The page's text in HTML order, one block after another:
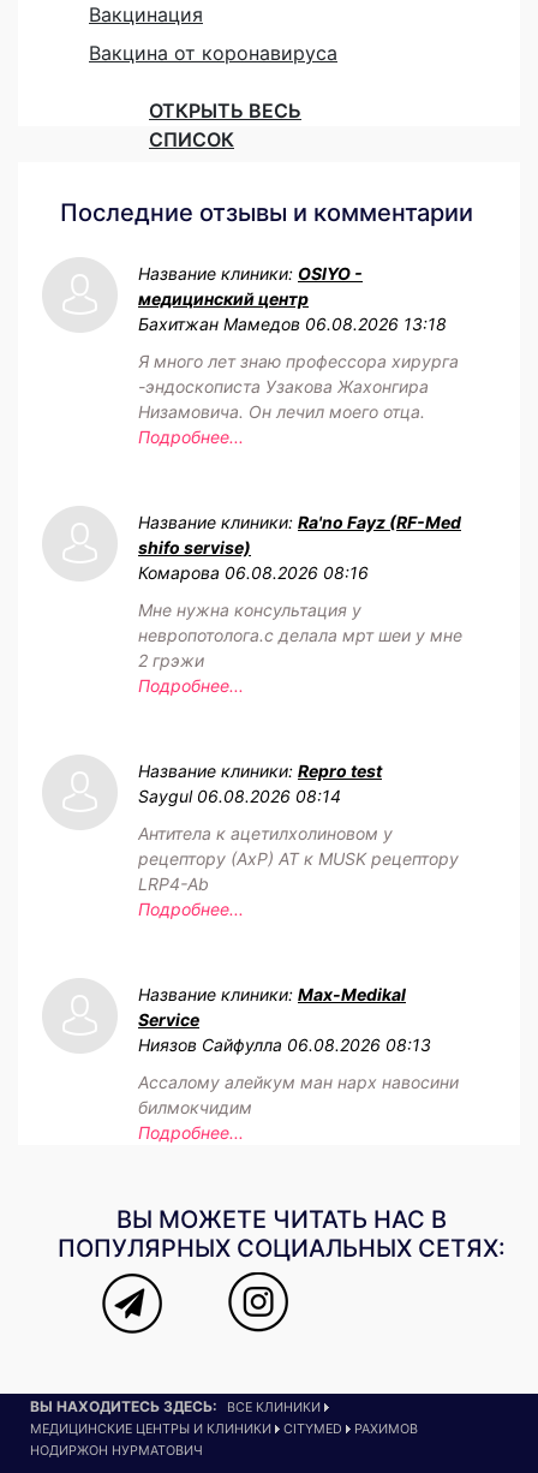
Вакцинация
Вакцина от коронавируса
ОТКРЫТЬ ВЕСЬ
СПИСОК
Последние отзывы и комментарии
Название клиники: OSIYO -
медицинский центр
Бахитжан Мамедов 06.08.2026 13:18
Я много лет знаю профессора хирурга
-эндоскописта Узакова Жахонгира
Низамовича. Он лечил моего отца.
Подробнее...
Название клиники: Ra'no Fayz (RF-Med
shifo servise)
Комарова 06.08.2026 08:16
Мне нужна консультация у
невропотолога.с делала мрт шеи у мне
2 грэжи
Подробнее...
Название клиники: Repro test
Saygul 06.08.2026 08:14
Антитела к ацетилхолиновом у
рецептору (АхР) АТ к MUSK рецептору
LRP4-Ab
Подробнее...
Название клиники: Max-Medikal
Service
Ниязов Сайфулла 06.08.2026 08:13
Ассалому алейкум ман нарх навосини
билмокчидим
Подробнее...
ВЫ МОЖЕТЕ ЧИТАТЬ НАС В
ПОПУЛЯРНЫХ СОЦИАЛЬНЫХ СЕТЯХ:
ВЫ НАХОДИТЕСЬ ЗДЕСЬ:
ВСЕ КЛИНИКИ
МЕДИЦИНСКИЕ ЦЕНТРЫ И КЛИНИКИ
CITYMED
РАХИМОВ
НОДИРЖОН НУРМАТОВИЧ